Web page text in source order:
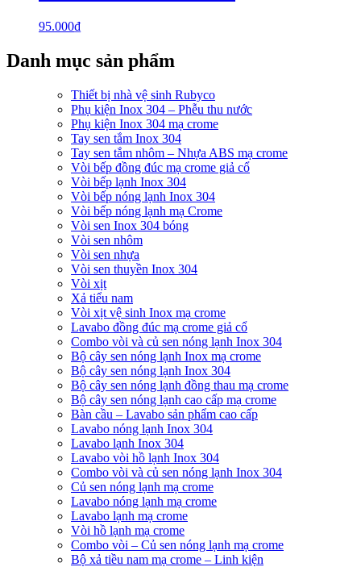
95.000₫
Danh mục sản phẩm
Thiết bị nhà vệ sinh Rubyco
Phụ kiện Inox 304 – Phễu thu nước
Phụ kiện Inox 304 mạ crome
Tay sen tắm Inox 304
Tay sen tắm nhôm – Nhựa ABS mạ crome
Vòi bếp đồng đúc mạ crome giả cổ
Vòi bếp lạnh Inox 304
Vòi bếp nóng lạnh Inox 304
Vòi bếp nóng lạnh mạ Crome
Vòi sen Inox 304 bóng
Vòi sen nhôm
Vòi sen nhựa
Vòi sen thuyền Inox 304
Vòi xịt
Xả tiểu nam
Vòi xịt vệ sinh Inox mạ crome
Lavabo đồng đúc mạ crome giả cổ
Combo vòi và củ sen nóng lạnh Inox 304
Bộ cây sen nóng lạnh Inox mạ crome
Bộ cây sen nóng lạnh Inox 304
Bộ cây sen nóng lạnh đồng thau mạ crome
Bộ cây sen nóng lạnh cao cấp mạ crome
Bàn cầu – Lavabo sản phẩm cao cấp
Lavabo nóng lạnh Inox 304
Lavabo lạnh Inox 304
Lavabo vòi hồ lạnh Inox 304
Combo vòi và củ sen nóng lạnh Inox 304
Củ sen nóng lạnh mạ crome
Lavabo nóng lạnh mạ crome
Lavabo lạnh mạ crome
Vòi hồ lạnh mạ crome
Combo vòi – Củ sen nóng lạnh mạ crome
Bộ xả tiều nam mạ crome – Linh kiện